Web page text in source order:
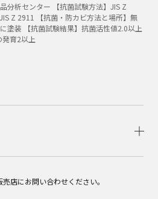
分析センター 【抗菌試験方法】JIS Z
Z 2911 【抗菌・防カビ方法と場所】無
塗装 【抗菌試験結果】抗菌活性値2.0以上
発育2以上
店にお問い合わせください。